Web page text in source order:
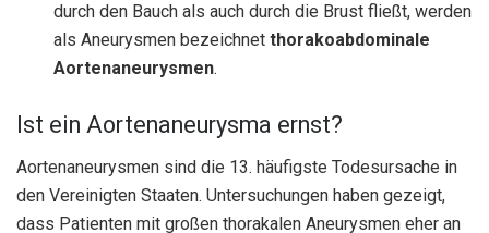
durch den Bauch als auch durch die Brust fließt, werden
als Aneurysmen bezeichnetthorakoabdominale
Aortenaneurysmen.
Ist ein Aortenaneurysma ernst?
Aortenaneurysmen sind die 13. häufigste Todesursache in
den Vereinigten Staaten. Untersuchungen haben gezeigt,
dass Patienten mit großen thorakalen Aneurysmen eher an